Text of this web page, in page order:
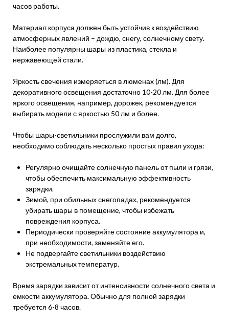
часов работы.
Материал корпуса должен быть устойчив к воздействию
атмосферных явлений – дождю, снегу, солнечному свету.
Наиболее популярны шары из пластика, стекла и
нержавеющей стали.
Яркость свечения измеряеться в люменах (лм). Для
декоративного освещения достаточно 10-20 лм. Для более
яркого освещения, например, дорожек, рекомендуется
выбирать модели с яркостью 50 лм и более.
Чтобы шары-светильники прослужили вам долго,
необходимо соблюдать несколько простых правил ухода:
Регулярно очищайте солнечную панель от пыли и грязи,
чтобы обеспечить максимальную эффективность
зарядки.
Зимой, при обильных снегопадах, рекомендуется
убирать шары в помещение, чтобы избежать
повреждения корпуса.
Периодически проверяйте состояние аккумулятора и,
при необходимости, заменяйте его.
Не подвергайте светильники воздействию
экстремальных температур.
Время зарядки зависит от интенсивности солнечного света и
емкости аккумулятора. Обычно для полной зарядки
требуется 6-8 часов.